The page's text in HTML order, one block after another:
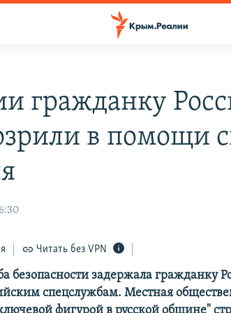
гражданку
в помощи
Читать без VPN
безопасности задержала гражданку
спецслужбам. Местная